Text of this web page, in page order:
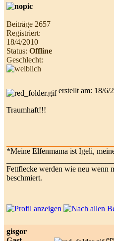
Beiträge 2657
Registriert:
18/4/2010
Status: Offline
Geschlecht:
erstellt am: 18/6/
Traumhaft!!!
*Meine Elfenmama ist Igeli,
Fettflecke werden wie neu wenn
beschmiert.
gisgor